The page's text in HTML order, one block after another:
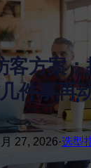
客方案
件事再
27, 2026·选型